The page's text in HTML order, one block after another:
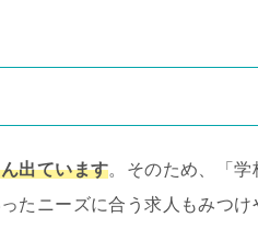
出ています。そのため、「
たニーズに合う求人もみつけ